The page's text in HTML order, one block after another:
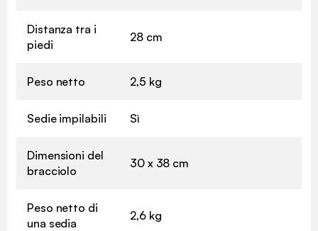
Distanza tra i
piedi
28 cm
Peso netto 2,5 kg
Sedie impilabili Sì
Dimensioni del
bracciolo
30 x 38 cm
Peso netto di
una sedia
2,6 kg